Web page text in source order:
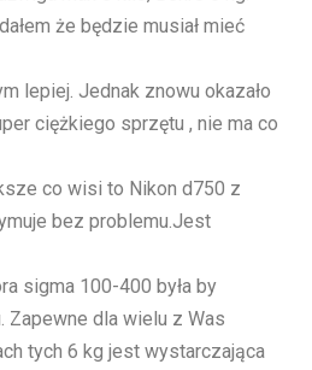
że będzie musiał mieć
lepiej. Jednak znowu okazało
ciężkiego sprzętu , nie ma co
co wisi to Nikon d750 z
bez problemu.Jest
sigma 100-400 była by
Zapewne dla wielu z Was
tych 6 kg jest wystarczająca